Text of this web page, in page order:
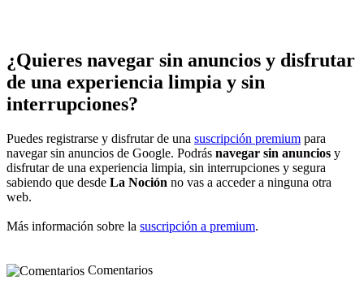
¿Quieres navegar sin anuncios y disfrutar
de una experiencia limpia y sin
interrupciones?
Puedes registrarse y disfrutar de una suscripción premium para
navegar sin anuncios de Google. Podrás navegar sin anuncios y
disfrutar de una experiencia limpia, sin interrupciones y segura
sabiendo que desde La Noción no vas a acceder a ninguna otra
web.
Más información sobre la suscripción a premium.
Comentarios